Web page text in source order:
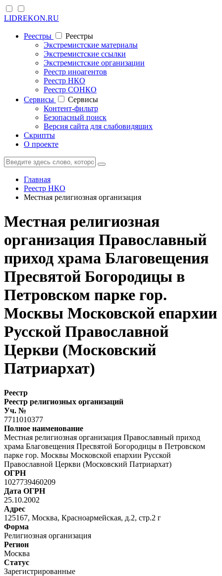
LIDREKON.RU
Реестры
Реестры
Экстремистские материалы
Экстремистские ссылки
Экстремистские организации
Реестр иноагентов
Реестр НКО
Реестр СОНКО
Cервисы
Cервисы
Контент-фильтр
Безопасный поиск
Версия сайта для слабовидящих
Скрипты
О проекте
Главная
Реестр НКО
Местная религиозная организация
Местная религиозная
организация Православный
приход храма Благовещения
Пресвятой Богородицы в
Петровском парке гор.
Москвы Московской епархии
Русской Православной
Церкви (Московский
Патриархат)
Реестр
Реестр религиозных организаций
Уч. №
7711010377
Полное наименование
Местная религиозная организация Православный приход
храма Благовещения Пресвятой Богородицы в Петровском
парке гор. Москвы Московской епархии Русской
Православной Церкви (Московский Патриархат)
ОГРН
1027739460209
Дата ОГРН
25.10.2002
Адрес
125167, Москва, Красноармейская, д.2, стр.2 г
Форма
Религиозная организация
Регион
Москва
Статус
Зарегистрированные